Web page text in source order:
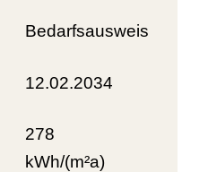
Bedarfsausweis
12.02.2034
278
kWh/(m²a)